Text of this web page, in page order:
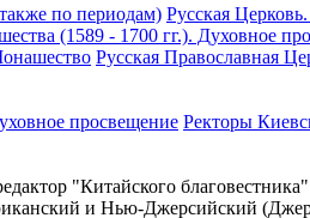
по периодам) Русская
(1589 - 1700 гг.). Духовное
Русская Православная
просвещение Ректоры
"Китайского благовестника"
и Нью-Джерсийский